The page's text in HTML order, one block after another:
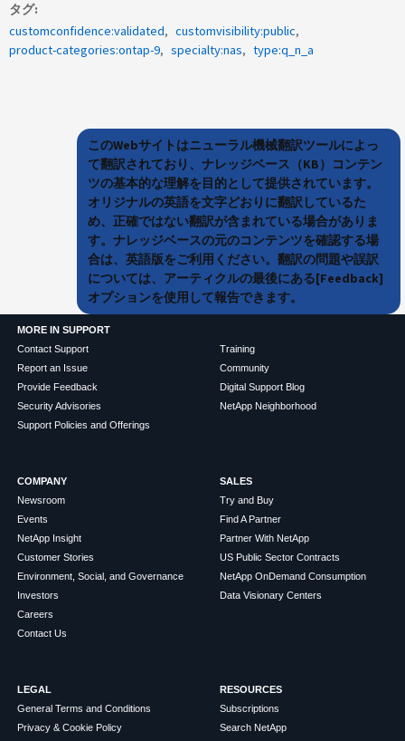
タグ
customconfidence:validated
customvisibility:public
product-categories:ontap-9
specialty:nas type:q_n_a
このWebサイトはニューラル機械翻訳ツールによっ
て翻訳されており、ナレッジベース（KB）コンテン
ツの基本的な理解を目的として提供されています。
オリジナルの英語を文字どおりに翻訳しているた
め、正確ではない翻訳が含まれている場合がありま
す。ナレッジベースの元のコンテンツを確認する場
合は、英語版をご利用ください。翻訳の問題や誤訳
については、アーティクルの最後にある[Feedback]
オプションを使用して報告できます。
MORE IN SUPPORT
Contact Support
Report an Issue
Provide Feedback
Security Advisories
Support Policies and Offerings
Training
Community
Digital Support Blog
NetApp Neighborhood
COMPANY
Newsroom
Events
NetApp Insight
Customer Stories
Environment, Social, and Governance
Investors
Careers
Contact Us
SALES
Try and Buy
Find A Partner
Partner With NetApp
US Public Sector Contracts
NetApp OnDemand Consumption
Data Visionary Centers
LEGAL
General Terms and Conditions
Privacy & Cookie Policy
RESOURCES
Subscriptions
Search NetApp